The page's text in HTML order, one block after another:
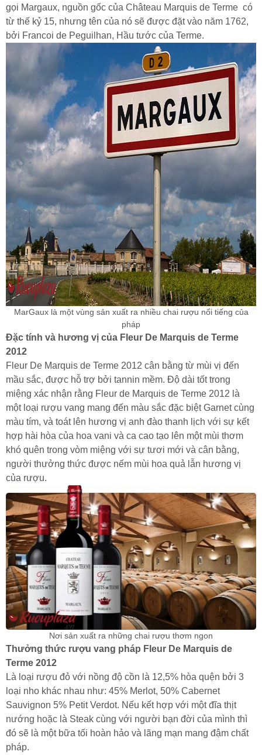
gọi Margaux, nguồn gốc của Château Marquis de Terme có
từ thế kỷ 15, nhưng tên của nó sẽ được đặt vào năm 1762,
bởi Francoi de Peguilhan, Hầu tước của Terme.
MarGaux là một vùng sản xuất ra nhiều chai rượu nổi tiếng của
pháp
Đặc tính và hương vị của Fleur De Marquis de Terme
2012
Fleur De Marquis de Terme 2012 cân bằng từ mùi vị đến
mầu sắc, được hỗ trợ bởi tannin mềm. Độ dài tốt trong
miệng xác nhận rằng Fleur de Marquis de Terme 2012 là
một loại rượu vang mang đến màu sắc đặc biệt Garnet cùng
màu tím, và toát lên hương vị anh đào thanh lịch với sự kết
hợp hài hòa của hoa vani và ca cao tạo lên một mùi thơm
khó quên trong vòm miệng với sự tươi mới và cân bằng,
người thưởng thức được nếm mùi hoa quả lẫn hương vị
của rượu.
Nơi sản xuất ra những chai rượu thơm ngon
Thưởng thức rượu vang pháp Fleur De Marquis de
Terme 2012
Là loại rượu đỏ với nồng độ cồn là 12,5% hòa quện bởi 3
loại nho khác nhau như: 45% Merlot, 50% Cabernet
Sauvignon 5% Petit Verdot. Nếu kết hợp với một đĩa thịt
nướng hoặc là Steak cùng với người bạn đời của mình thì
đó sẽ là một bữa tối hoàn hảo và lãng mạn mang đậm chất
pháp.